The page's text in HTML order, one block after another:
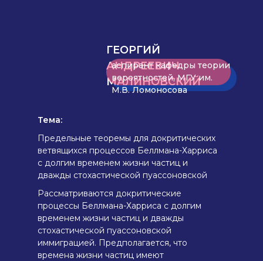
ГЕОРГИЙ
АНДРЕЕВИЧ
МАЛИНОВСКИЙ
Предельные теоремы для докритических
ветвящихся процессов Беллмана-Харриса
с долгим временем жизни частиц и
дважды стохастической пуассоновской
иммиграцией
Тема:
АННОТАЦИЯ
аспирант кафедры теории
вероятностей, МГУ им.
М.В. Ломоносова
Рассматриваются докритические
процессы Беллмана-Харриса с долгим
временем жизни частиц и дважды
стохастической пуассоновской
иммиграцией. Предполагается, что
времена жизни частиц имеют